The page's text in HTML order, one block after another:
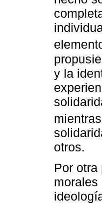
y la
otros.
Por
morales